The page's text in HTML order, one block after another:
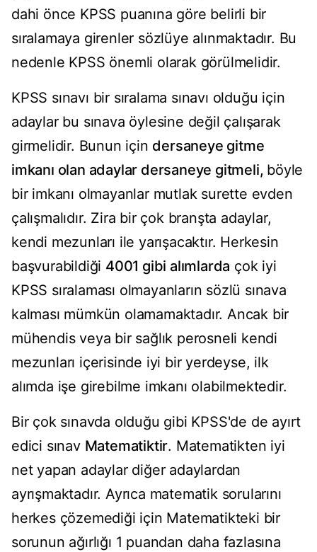
dahi önce KPSS puanına göre belirli bir
sıralamaya girenler sözlüye alınmaktadır. Bu
nedenle KPSS önemli olarak görülmelidir.
KPSS sınavı bir sıralama sınavı olduğu için
adaylar bu sınava öylesine değil çalışarak
girmelidir. Bunun için dersaneye gitme
imkanı olan adaylar dersaneye gitmeli, böyle
bir imkanı olmayanlar mutlak surette evden
çalışmalıdır. Zira bir çok branşta adaylar,
kendi mezunları ile yarışacaktır. Herkesin
başvurabildiği 4001 gibi alımlarda çok iyi
KPSS sıralaması olmayanların sözlü sınava
kalması mümkün olamamaktadır. Ancak bir
mühendis veya bir sağlık perosneli kendi
mezunları içerisinde iyi bir yerdeyse, ilk
alımda işe girebilme imkanı olabilmektedir.
Bir çok sınavda olduğu gibi KPSS'de de ayırt
edici sınav Matematiktir. Matematikten iyi
net yapan adaylar diğer adaylardan
ayrışmaktadır. Ayrıca matematik sorularını
herkes çözemediği için Matematikteki bir
sorunun ağırlığı 1 puandan daha fazlasına